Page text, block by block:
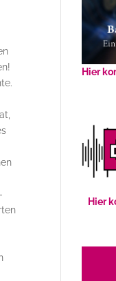
Hier
Hier